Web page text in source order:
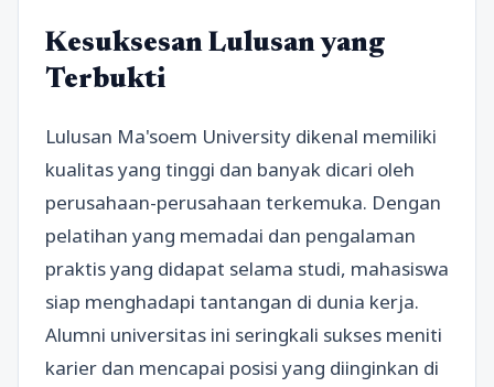
Kesuksesan Lulusan yang
Terbukti
Lulusan Ma'soem University dikenal memiliki
kualitas yang tinggi dan banyak dicari oleh
perusahaan-perusahaan terkemuka. Dengan
pelatihan yang memadai dan pengalaman
praktis yang didapat selama studi, mahasiswa
siap menghadapi tantangan di dunia kerja.
Alumni universitas ini seringkali sukses meniti
karier dan mencapai posisi yang diinginkan di